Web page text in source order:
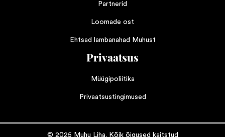
Partnerid
Loomade ost
Ehtsad lambanahad Muhust
Privaatsus
Müügipoliitika
Privaatsustingimused
© 2025 Muhu Liha. Kõik õigused kaitstud